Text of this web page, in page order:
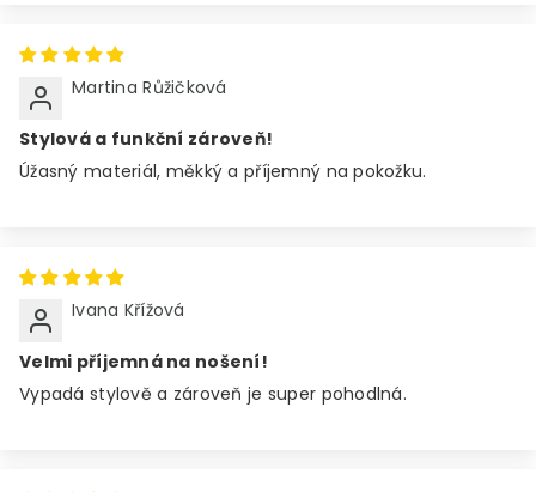
Martina Růžičková
Stylová a funkční zároveň!
Úžasný materiál, měkký a příjemný na pokožku.
Ivana Křížová
Velmi příjemná na nošení!
Vypadá stylově a zároveň je super pohodlná.